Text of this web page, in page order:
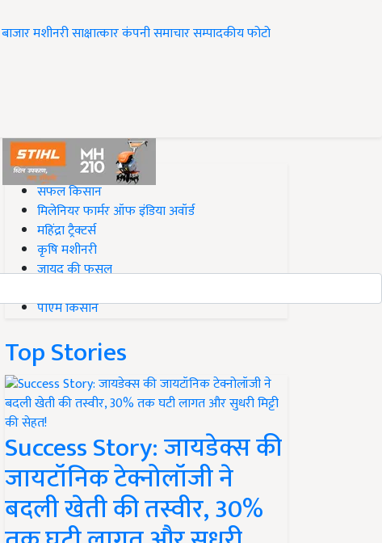
बाजारमशीनरीसाक्षात्कारकंपनी समाचारसम्पादकीयफोटो
#Top on Krishi Jagran
सफल किसान
मिलेनियर फार्मर ऑफ इंडिया अवॉर्ड
महिंद्रा ट्रैक्टर्स
कृषि मशीनरी
जायद की फसल
पीएम किसान
Top Stories
Success Story: जायडेक्स की
जायटॉनिक टेक्नोलॉजी ने
बदली खेती की तस्वीर, 30%